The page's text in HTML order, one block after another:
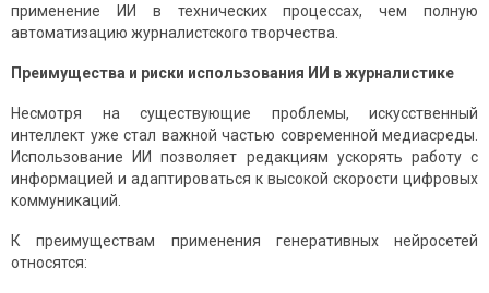
применение ИИ в технических процессах, чем полную
автоматизацию журналистского творчества.
Преимущества и риски использования ИИ в журналистике
Несмотря на существующие проблемы, искусственный
интеллект уже стал важной частью современной медиасреды.
Использование ИИ позволяет редакциям ускорять работу с
информацией и адаптироваться к высокой скорости цифровых
коммуникаций.
К преимуществам применения генеративных нейросетей
относятся: